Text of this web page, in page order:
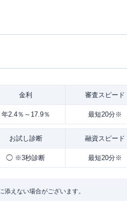
金利 審査スピード
年2.4％～17.9％ 最短20分※
お試し診断 融資スピード
◯ ※3秒診断 最短20分※
えない場合がございます。